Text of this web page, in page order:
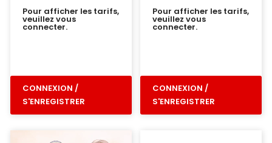
Pour afficher les tarifs,
veuillez vous
connecter.
CONNEXION /
S'ENREGISTRER
Pour afficher les tarifs,
veuillez vous
connecter.
CONNEXION /
S'ENREGISTRER